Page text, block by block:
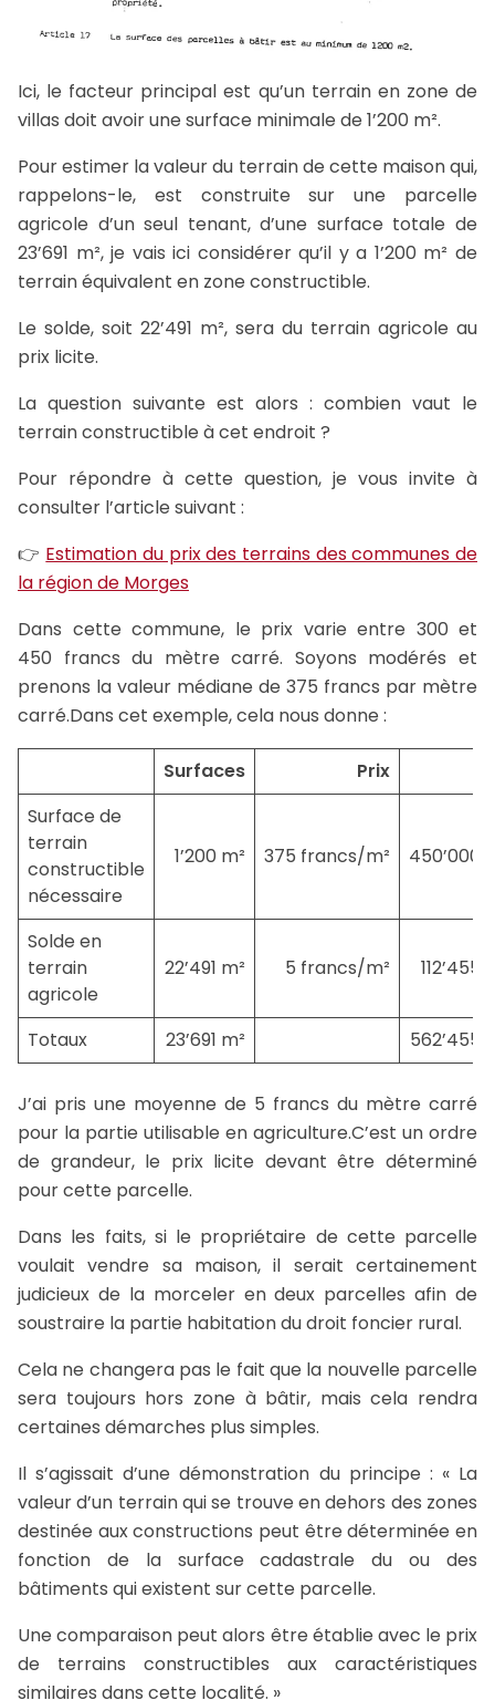
Ici, le facteur principal est qu’un terrain en zone de
villas doit avoir une surface minimale de 1’200 m².
Pour estimer la valeur du terrain de cette maison qui,
rappelons-le, est construite sur une parcelle
agricole d’un seul tenant, d’une surface totale de
23’691 m², je vais ici considérer qu’il y a 1’200 m² de
terrain équivalent en zone constructible.
Le solde, soit 22’491 m², sera du terrain agricole au
prix licite.
La question suivante est alors : combien vaut le
terrain constructible à cet endroit ?
Pour répondre à cette question, je vous invite à
consulter l’article suivant :
👉 Estimation du prix des terrains des communes de
la région de Morges
Dans cette commune, le prix varie entre 300 et
450 francs du mètre carré. Soyons modérés et
prenons la valeur médiane de 375 francs par mètre
carré.Dans cet exemple, cela nous donne :
Surfaces Prix
Surface de
terrain
constructible
nécessaire
1’200 m² 375 francs/m² 450’000
Solde en
terrain
agricole
22’491 m² 5 francs/m² 112’455
Totaux 23’691 m² 562’455
J’ai pris une moyenne de 5 francs du mètre carré
pour la partie utilisable en agriculture.C’est un ordre
de grandeur, le prix licite devant être déterminé
pour cette parcelle.
Dans les faits, si le propriétaire de cette parcelle
voulait vendre sa maison, il serait certainement
judicieux de la morceler en deux parcelles afin de
soustraire la partie habitation du droit foncier rural.
Cela ne changera pas le fait que la nouvelle parcelle
sera toujours hors zone à bâtir, mais cela rendra
certaines démarches plus simples.
Il s’agissait d’une démonstration du principe : « La
valeur d’un terrain qui se trouve en dehors des zones
destinée aux constructions peut être déterminée en
fonction de la surface cadastrale du ou des
bâtiments qui existent sur cette parcelle.
Une comparaison peut alors être établie avec le prix
de terrains constructibles aux caractéristiques
similaires dans cette localité. »